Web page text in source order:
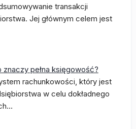
transakcji
Jej głównym celem jest
znaczy pełna księgowość?
rachunkowości, który jest
w celu dokładnego